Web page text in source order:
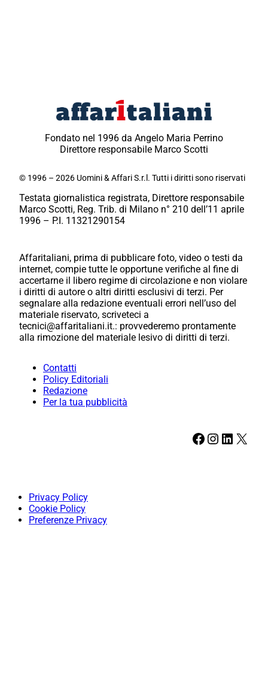
Fondato nel 1996 da Angelo Maria Perrino
Direttore responsabile Marco Scotti
© 1996 – 2026 Uomini & Affari S.r.l. Tutti i diritti sono riservati
Testata giornalistica registrata, Direttore responsabile
Marco Scotti, Reg. Trib. di Milano n° 210 dell’11 aprile
1996 – P.I. 11321290154
Affaritaliani, prima di pubblicare foto, video o testi da
internet, compie tutte le opportune verifiche al fine di
accertarne il libero regime di circolazione e non violare
i diritti di autore o altri diritti esclusivi di terzi. Per
segnalare alla redazione eventuali errori nell’uso del
materiale riservato, scriveteci a
tecnici@affaritaliani.it.: provvederemo prontamente
alla rimozione del materiale lesivo di diritti di terzi.
Contatti
Policy Editoriali
Redazione
Per la tua pubblicità
Facebook Instagram LinkedIn X
Privacy Policy
Cookie Policy
Preferenze Privacy